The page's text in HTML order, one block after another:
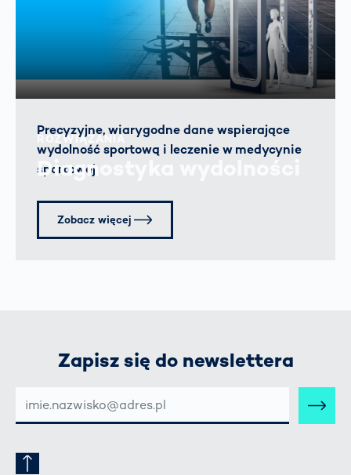
ROZWIĄZANIA
Diagnostyka wydolności
Precyzyjne, wiarygodne dane wspierające
wydolność sportową i leczenie w medycynie
sportowej.
Zobacz więcej
Zapisz się do newslettera
MAIL-
ADRESSE